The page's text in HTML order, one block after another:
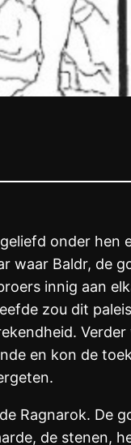
onder hen
waar Baldr, de
innig aan
zou dit
en kon de
Ragnarok. De
de stenen,